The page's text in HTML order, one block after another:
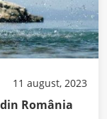
11 august, 2023
România